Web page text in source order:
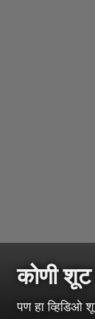
कोणी
पण हा व्हिडिओ